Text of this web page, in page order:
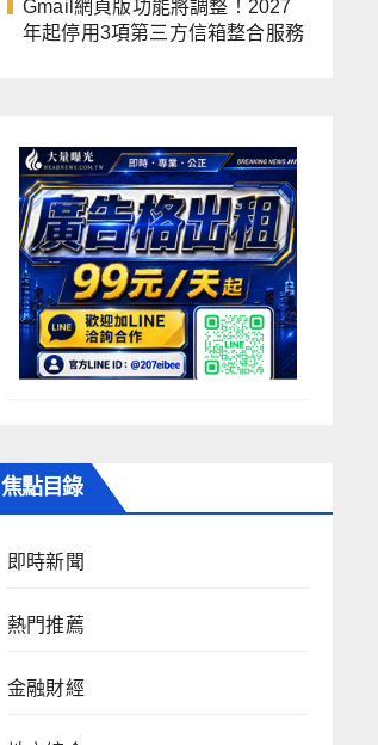
Gmail網頁版功能將調整！2027
年起停用3項第三方信箱整合服務
焦點目錄
即時新聞
熱門推薦
金融財經